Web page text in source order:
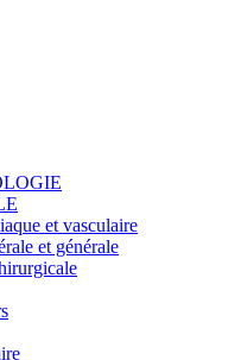
et vasculaire
et générale